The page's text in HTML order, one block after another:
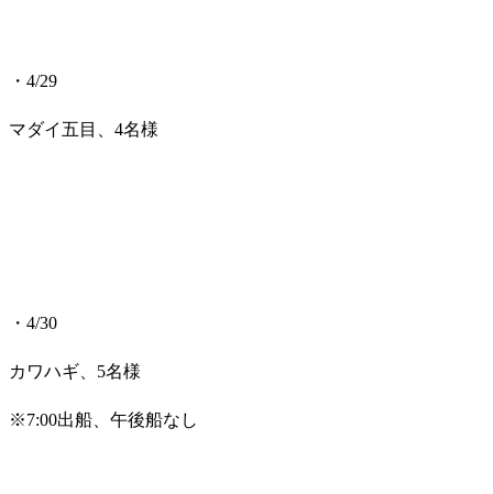
・4/29
マダイ五目、4名様
・4/30
カワハギ、5名様
※7:00出船、午後船なし